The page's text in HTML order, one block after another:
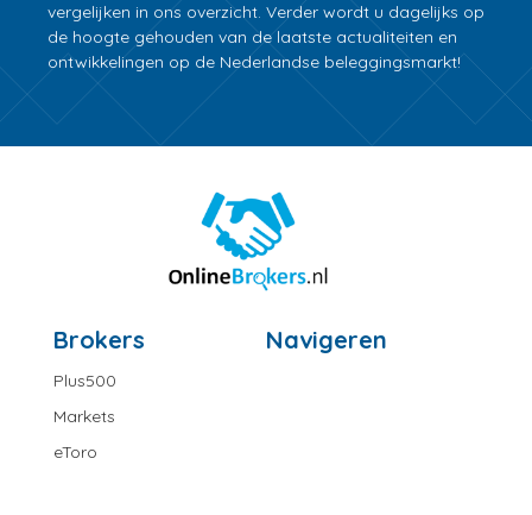
vergelijken in ons overzicht. Verder wordt u dagelijks op
de hoogte gehouden van de laatste actualiteiten en
ontwikkelingen op de Nederlandse beleggingsmarkt!
Brokers
Plus500
Markets
eToro
Navigeren